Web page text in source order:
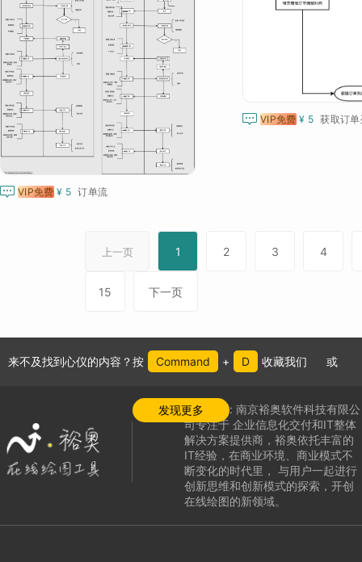
 VIP免费 ¥ 5 获取订
 VIP免费 ¥ 5 订单流
上一页 1 2 3 4
15 下一页
来不及找到心仪的内容？按 Command + D 收藏我们 或
发现更多公司介绍:南京裕奥软件科技有限公
司专注于 企业信息化交付和IT整体
解决方案提供商，裕奥依托丰富的
IT经验，在商业环境、商业模式不
断变化的时代里，
与用户一起进行
创新思维和创新模式的探索，开创
在线绘图的新领域。